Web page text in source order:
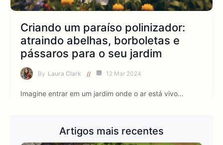
Criando um paraíso polinizador:
atraindo abelhas, borboletas e
pássaros para o seu jardim
By Laura Clark 12 Mar 2024
Imagine entrar em um jardim onde o ar está vivo…
Artigos mais recentes